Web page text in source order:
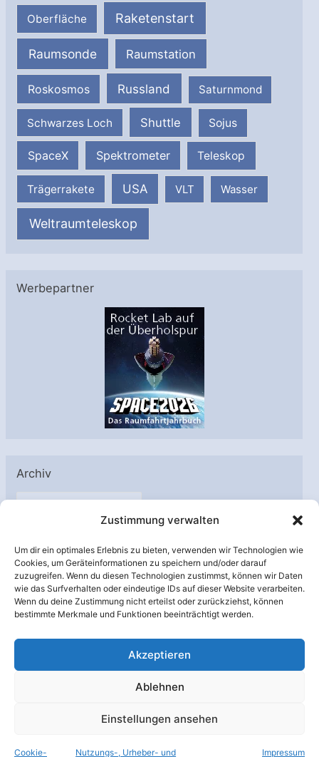
Zustimmung verwalten
Um dir ein optimales Erlebnis zu bieten, verwenden wir Technologien wie
Cookies, um Geräteinformationen zu speichern und/oder darauf
zuzugreifen. Wenn du diesen Technologien zustimmst, können wir Daten
wie das Surfverhalten oder eindeutige IDs auf dieser Website verarbeiten.
Wenn du deine Zustimmung nicht erteilst oder zurückziehst, können
bestimmte Merkmale und Funktionen beeinträchtigt werden.
Akzeptieren
Ablehnen
Einstellungen ansehen
Cookie- Nutzungs-, Urheber- und Impressum
Oberfläche Raketenstart
Raumsonde Raumstation
Roskosmos Russland Saturnmond
Schwarzes Loch Shuttle Sojus
SpaceX Spektrometer Teleskop
Trägerrakete USA VLT Wasser
Weltraumteleskop
Werbepartner
Archiv
A
h
i
v
Unterstützt von: